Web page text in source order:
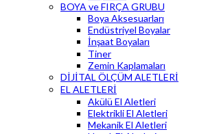
BOYA ve FIRÇA GRUBU
Boya Aksesuarları
Endüstriyel Boyalar
İnşaat Boyaları
Tiner
Zemin Kaplamaları
DİJİTAL ÖLÇÜM ALETLERİ
EL ALETLERİ
Akülü El Aletleri
Elektrikli El Aletleri
Mekanik El Aletleri